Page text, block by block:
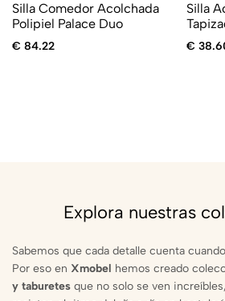
Silla Comedor Acolchada
Polipiel Palace Duo
€ 84.22
Silla
€
Explora nuestras
Sabemos que cada detalle cuenta
Por eso en Xmobel hemos creado
y taburetes que no solo se ven